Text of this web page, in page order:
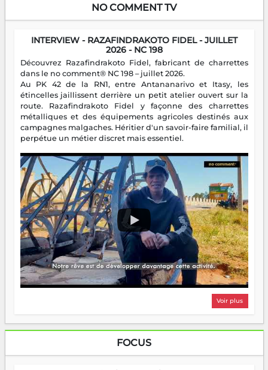
NO COMMENT TV
INTERVIEW - RAZAFINDRAKOTO FIDEL - JUILLET
2026 - NC 198
Découvrez Razafindrakoto Fidel, fabricant de charrettes
dans le no comment® NC 198 – juillet 2026.
Au PK 42 de la RN1, entre Antananarivo et Itasy, les
étincelles jaillissent derrière un petit atelier ouvert sur la
route. Razafindrakoto Fidel y façonne des charrettes
métalliques et des équipements agricoles destinés aux
campagnes malgaches. Héritier d'un savoir-faire familial, il
perpétue un métier discret mais essentiel.
Voir plus
FOCUS